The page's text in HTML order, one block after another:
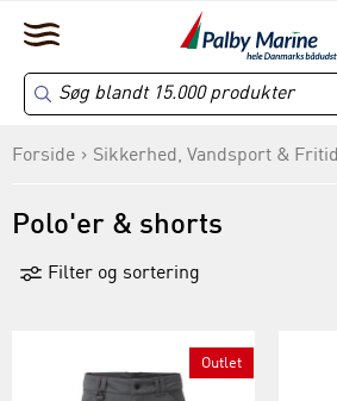
Forside Sikkerhed, Vandsport & Fritid
Polo'er & shorts
Filter og sortering
Outlet